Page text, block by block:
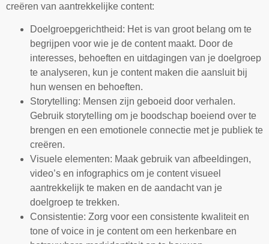
creëren van aantrekkelijke content:
Doelgroepgerichtheid: Het is van groot belang om te
begrijpen voor wie je de content maakt. Door de
interesses, behoeften en uitdagingen van je doelgroep
te analyseren, kun je content maken die aansluit bij
hun wensen en behoeften.
Storytelling: Mensen zijn geboeid door verhalen.
Gebruik storytelling om je boodschap boeiend over te
brengen en een emotionele connectie met je publiek te
creëren.
Visuele elementen: Maak gebruik van afbeeldingen,
video’s en infographics om je content visueel
aantrekkelijk te maken en de aandacht van je
doelgroep te trekken.
Consistentie: Zorg voor een consistente kwaliteit en
tone of voice in je content om een herkenbare en